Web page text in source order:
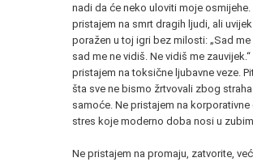
nadi da će neko uloviti moje osmijehe.
pristajem na smrt dragih ljudi, ali
poražen u toj igri bez milosti: „Sad me
sad me ne vidiš. Ne vidiš me zauvijek.“
pristajem na toksične ljubavne veze.
šta sve ne bismo žrtvovali zbog
samoće. Ne pristajem na korporativne
stres koje moderno doba nosi u
Ne pristajem na promaju, zatvorite,